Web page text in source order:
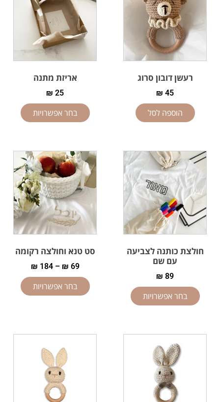
רעשן דובון סרוג
₪ 45
הוספה לסל
אריזת מתנה
₪ 25
בחר אפשרויות
חולצת כותנה לצביעה
עם שם
₪ 89
בחר אפשרויות
סט טנא וחולצה רקומה
₪ 69
–
₪ 184
בחר אפשרויות